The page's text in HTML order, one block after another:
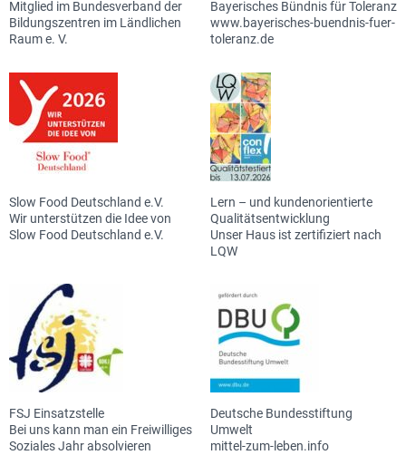
Mitglied im Bundesverband der
Bildungszentren im Ländlichen
Raum e. V.
Bayerisches Bündnis für Toleranz
www.bayerisches-buendnis-fuer-
toleranz.de
Slow Food Deutschland e.V.
Wir unterstützen die Idee von
Slow Food Deutschland e.V.
Lern – und kundenorientierte
Qualitätsentwicklung
Unser Haus ist zertifiziert nach
LQW
FSJ Einsatzstelle
Bei uns kann man ein Freiwilliges
Soziales Jahr absolvieren
Deutsche Bundesstiftung
Umwelt
mittel-zum-leben.info